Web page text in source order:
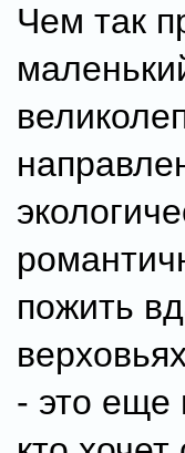
Чем так
пожить
- это еще